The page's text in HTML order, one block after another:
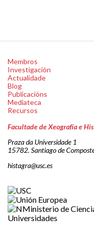
Membros
Investigación
Actualidade
Blog
Publicacións
Mediateca
Recursos
Facultade de Xeografía e
Praza da Universidade 1
15782. Santiago de
histagra@usc.es